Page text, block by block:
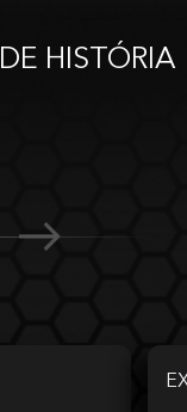
DE HISTÓRIA